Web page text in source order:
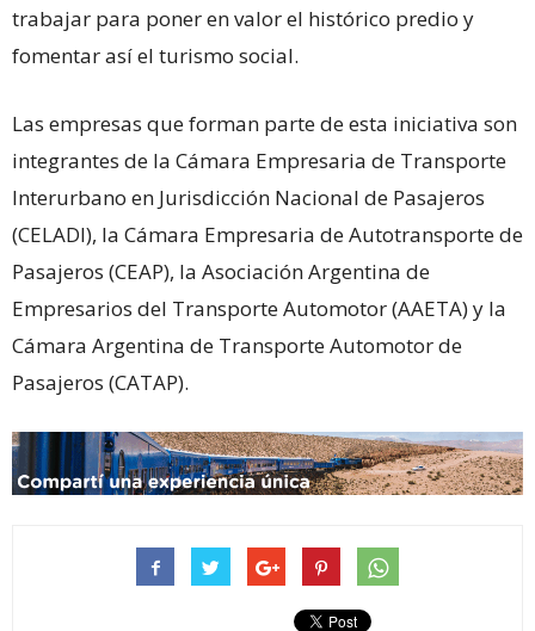
trabajar para poner en valor el histórico predio y
fomentar así el turismo social.
Las empresas que forman parte de esta iniciativa son
integrantes de la Cámara Empresaria de Transporte
Interurbano en Jurisdicción Nacional de Pasajeros
(CELADI), la Cámara Empresaria de Autotransporte de
Pasajeros (CEAP), la Asociación Argentina de
Empresarios del Transporte Automotor (AAETA) y la
Cámara Argentina de Transporte Automotor de
Pasajeros (CATAP).